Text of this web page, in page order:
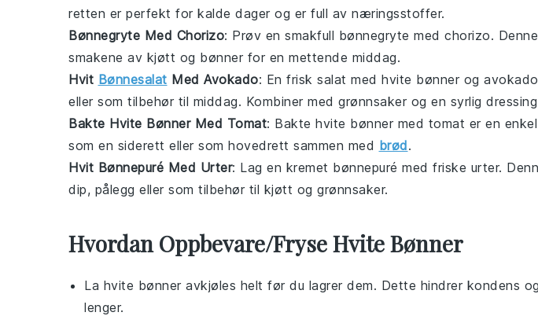
retten er perfekt for kalde dager og er full av næringsstoffer.
Bønnegryte Med Chorizo: Prøv en smakfull bønnegryte med chorizo.
smakene av kjøtt og bønner for en mettende middag.
Hvit Bønnesalat Med Avokado: En frisk salat med hvite bønner og
eller som tilbehør til middag. Kombiner med grønnsaker og en syrlig
Bakte Hvite Bønner Med Tomat: Bakte hvite bønner med tomat er en
som en siderett eller som hovedrett sammen med brød.
Hvit Bønnepuré Med Urter: Lag en kremet bønnepuré med friske urter.
dip, pålegg eller som tilbehør til kjøtt og grønnsaker.
Hvordan Oppbevare/Fryse Hvite Bønner
La hvite bønner avkjøles helt før du lagrer dem. Dette hindrer kondens
lenger.